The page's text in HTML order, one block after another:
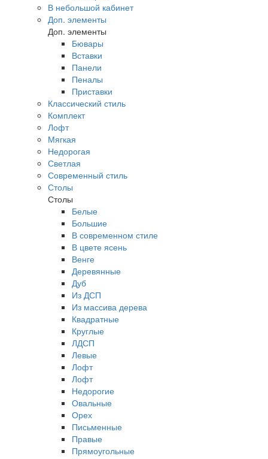
В небольшой кабинет
Доп. элементы
Доп. элементы
Бювары
Вставки
Панели
Пеналы
Приставки
Классический стиль
Комплект
Лофт
Мягкая
Недорогая
Светлая
Современный стиль
Столы
Столы
Белые
Большие
В современном стиле
В цвете ясень
Венге
Деревянные
Дуб
Из ДСП
Из массива дерева
Квадратные
Круглые
ЛДСП
Левые
Лофт
Лофт
Недорогие
Овальные
Орех
Письменные
Правые
Прямоугольные